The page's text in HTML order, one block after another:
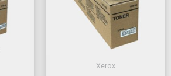
Xerox